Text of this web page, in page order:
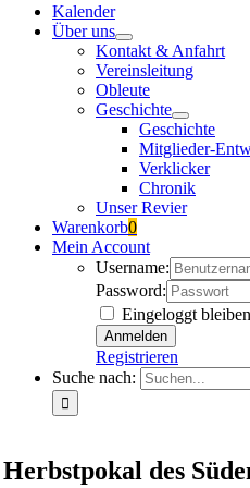
Kalender
Über uns
Kontakt & Anfahrt
Vereinsleitung
Obleute
Geschichte
Geschichte
Mitglieder-
Verklicker
Chronik
Unser Revier
Warenkorb0
Mein Account
Username:
Password:
Eingeloggt bleiben
Registrieren
Suche nach:
Herbstpokal des